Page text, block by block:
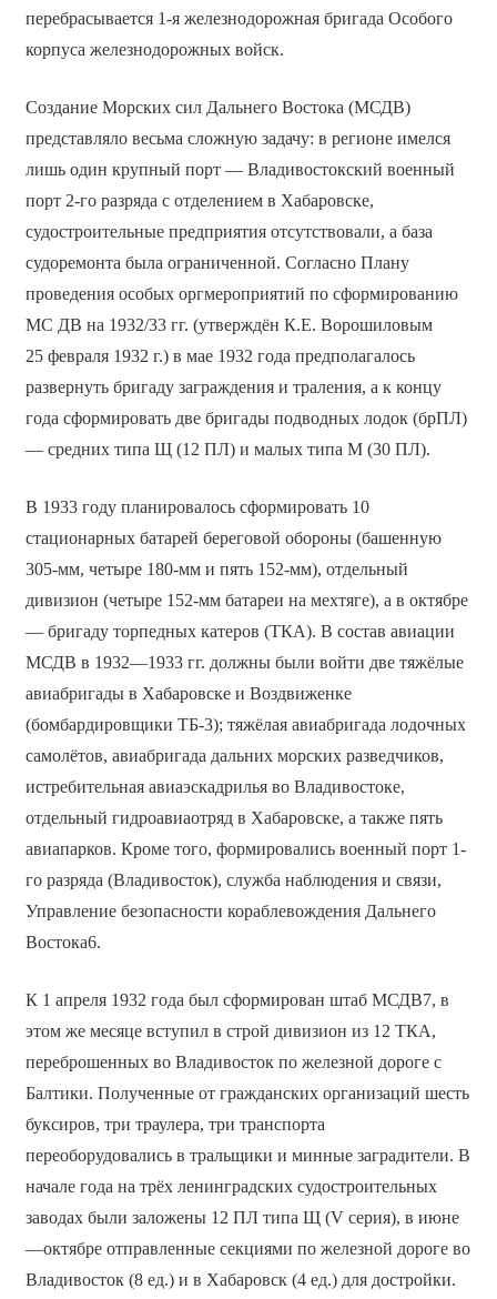
перебрасывается 1-я железнодорожная бригада Особого
корпуса железнодорожных войск.
Создание Морских сил Дальнего Востока (МСДВ)
представляло весьма сложную задачу: в регионе имелся
лишь один крупный порт — Владивостокский военный
порт 2-го разряда с отделением в Хабаровске,
судостроительные предприятия отсутствовали, а база
судоремонта была ограниченной. Согласно Плану
проведения особых оргмероприятий по сформированию
МС ДВ на 1932/33 гг. (утверждён К.Е. Ворошиловым
25 февраля 1932 г.) в мае 1932 года предполагалось
развернуть бригаду заграждения и траления, а к концу
года сформировать две бригады подводных лодок (брПЛ)
— средних типа Щ (12 ПЛ) и малых типа М (30 ПЛ).
В 1933 году планировалось сформировать 10
стационарных батарей береговой обороны (башенную
305-мм, четыре 180-мм и пять 152-мм), отдельный
дивизион (четыре 152-мм батареи на мехтяге), а в октябре
— бригаду торпедных катеров (ТКА). В состав авиации
МСДВ в 1932—1933 гг. должны были войти две тяжёлые
авиабригады в Хабаровске и Воздвиженке
(бомбардировщики ТБ-3); тяжёлая авиабригада лодочных
самолётов, авиабригада дальних морских разведчиков,
истребительная авиаэскадрилья во Владивостоке,
отдельный гидроавиаотряд в Хабаровске, а также пять
авиапарков. Кроме того, формировались военный порт 1-
го разряда (Владивосток), служба наблюдения и связи,
Управление безопасности кораблевождения Дальнего
Востока6.
К 1 апреля 1932 года был сформирован штаб МСДВ7, в
этом же месяце вступил в строй дивизион из 12 ТКА,
переброшенных во Владивосток по железной дороге с
Балтики. Полученные от гражданских организаций шесть
буксиров, три траулера, три транспорта
переоборудовались в тральщики и минные заградители. В
начале года на трёх ленинградских судостроительных
заводах были заложены 12 ПЛ типа Щ (V серия), в июне
—октябре отправленные секциями по железной дороге во
Владивосток (8 ед.) и в Хабаровск (4 ед.) для достройки.